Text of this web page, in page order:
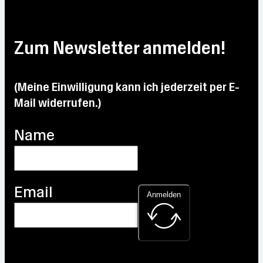
Max:
°C
25.1
°C
°C
Max:
Zum Newsletter anmelden!
(Meine Einwilligung kann ich jederzeit per E-
Mail widerrufen.)
Name
Email Anmelden